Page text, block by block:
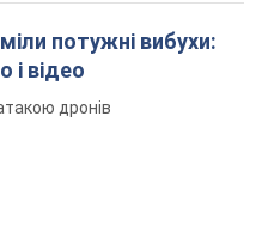
потужні вибухи:
відео
дронів